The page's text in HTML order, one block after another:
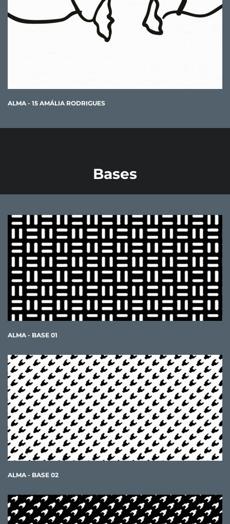
ALMA - 15 AMÁLIA RODRIGUES
Bases
ALMA - BASE 01
ALMA - BASE 02